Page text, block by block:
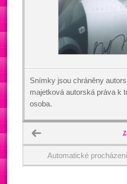
Snímky jsou chráněny
majetková autorská práva k
osoba.
Automatické